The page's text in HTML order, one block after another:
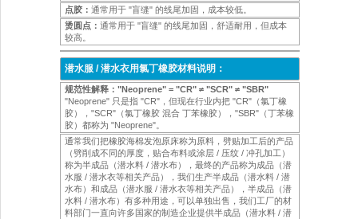
点胶： 通常用于 "盲缝" 的线尾加固，成本较低。
烫圆点： 通常用于 "盲缝" 的线尾加固，舒适耐用，但成本
较高。
潜水服 / 潜水衣用氯丁橡胶材料说明：
规范性解释："Neoprene" = "CR" ≠ "SCR" ≠ "SBR"
"Neoprene" 只是指 "CR"，但现在行业内把 "CR"（氯丁橡
胶），"SCR"（氯丁橡胶 混合 丁苯橡胶），"SBR"（丁苯橡
胶）都称为 "Neoprene"。
通常我们把橡胶海棉发泡原床称为原料，劈贴加工后的产品
（劈削成不同的厚度，贴合布料或涂层 / 压纹 / 冲孔加工）
称为半成品（潜水料 / 潜水布），最终的产品称为成品（潜
水服 / 潜水衣等相关产品），我们生产半成品（潜水料 / 潜
水布）和成品（潜水服 / 潜水衣等相关产品），半成品（潜
水料 / 潜水布）有多种用途，可以单独出售，我们工厂的材
料部门一直向许多国家的制造企业提供半成品（潜水料 / 潜